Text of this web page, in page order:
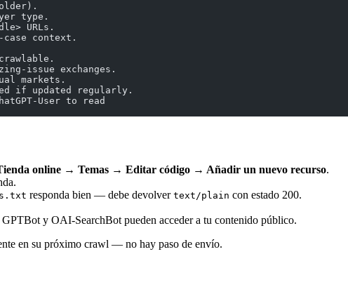
type.
URLs.
context.
issue exchanges.
markets.
if updated regularly.
User to read
online → Temas → Editar código → Añadir un nuevo recurso.
responda bien — debe devolver text/plain con estado 200.
y OAI-SearchBot pueden acceder a tu contenido público.
en su próximo crawl — no hay paso de envío.